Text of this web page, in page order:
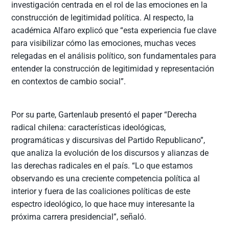
investigación centrada en el rol de las emociones en la
construcción de legitimidad política. Al respecto, la
académica Alfaro explicó que “esta experiencia fue clave
para visibilizar cómo las emociones, muchas veces
relegadas en el análisis político, son fundamentales para
entender la construcción de legitimidad y representación
en contextos de cambio social”.
Por su parte, Gartenlaub presentó el paper “Derecha
radical chilena: características ideológicas,
programáticas y discursivas del Partido Republicano”,
que analiza la evolución de los discursos y alianzas de
las derechas radicales en el país. “Lo que estamos
observando es una creciente competencia política al
interior y fuera de las coaliciones políticas de este
espectro ideológico, lo que hace muy interesante la
próxima carrera presidencial”, señaló.